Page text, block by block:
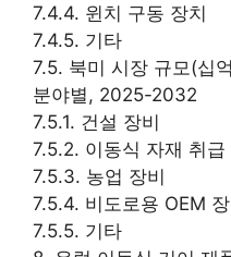
7.4.4. 윈치 구동 장치
7.4.5. 기타
7.5. 북미 시장 규모(십
분야별, 2025-2032
7.5.1. 건설 장비
7.5.2. 이동식 자재 취급
7.5.3. 농업 장비
7.5.4. 비도로용 OEM 장
7.5.5. 기타